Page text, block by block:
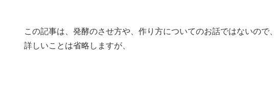
この記事は、発酵のさせ方や、作り方についてのお話ではないので、
詳しいことは省略しますが、